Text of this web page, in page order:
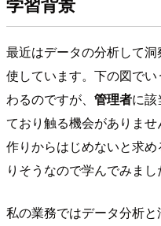
最近はデータの分析して
使しています。下の図でい
わるのですが、 管理者に
ており触る機会がありま
作りからはじめないと求
りそうなので学んでみまし
私の業務ではデータ分析